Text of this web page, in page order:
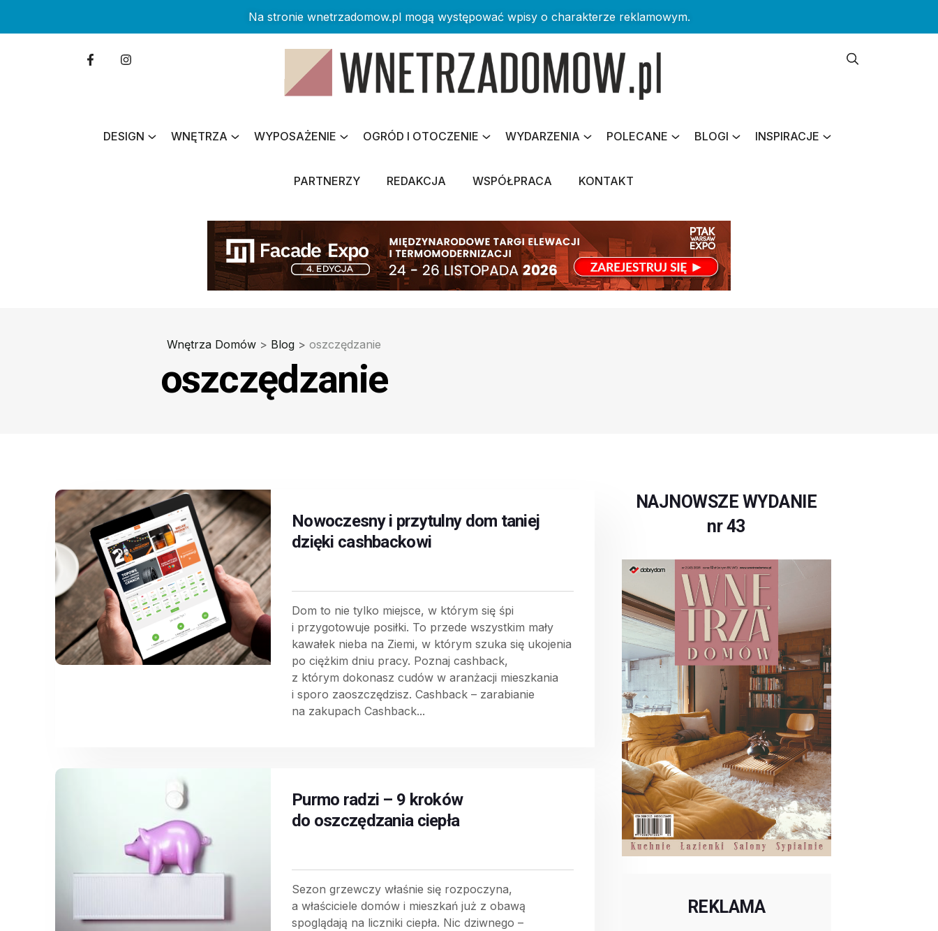
Na stronie wnetrzadomow.pl mogą występować wpisy o charakterze reklamowym.
DESIGN WNĘTRZA WYPOSAŻENIE OGRÓD I OTOCZENIE WYDARZENIA POLECANE BLOGI INSPIRACJE
PARTNERZY REDAKCJA WSPÓŁPRACA KONTAKT
Wnętrza Domów > Blog > oszczędzanie
oszczędzanie
Nowoczesny i przytulny dom taniej
dzięki cashbackowi
Dom to nie tylko miejsce, w którym się śpi
i przygotowuje posiłki. To przede wszystkim mały
kawałek nieba na Ziemi, w którym szuka się ukojenia
po ciężkim dniu pracy. Poznaj cashback,
z którym dokonasz cudów w aranżacji mieszkania
i sporo zaoszczędzisz. Cashback – zarabianie
na zakupach Cashback...
Purmo radzi – 9 kroków
do oszczędzania ciepła
Sezon grzewczy właśnie się rozpoczyna,
a właściciele domów i mieszkań już z obawą
spoglądają na liczniki ciepła. Nic dziwnego –
NAJNOWSZE WYDANIE
nr 43
REKLAMA